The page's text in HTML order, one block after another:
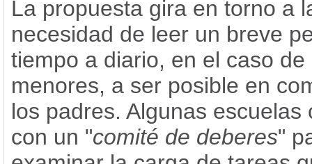
La propuesta gira en torno a
necesidad de leer un breve
tiempo a diario, en el caso de
menores, a ser posible en
los padres. Algunas escuelas
con un "comité de deberes"